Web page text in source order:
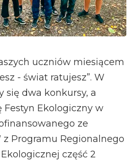
uczniów miesiącem
- świat ratujesz”. W
się dwa konkursy, a
Festyn Ekologiczny w
ze
z Programu Regionalnego
część 2